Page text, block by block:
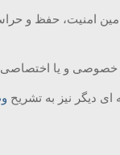
امنیت، حفظ و
دیگر نیز به تشریح